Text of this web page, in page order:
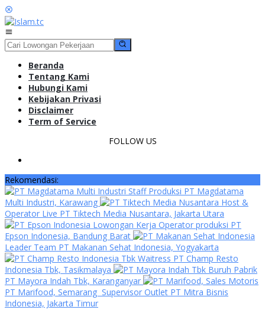
Loncat
ke
konten
Mobile
Beranda
Tentang Kami
Hubungi Kami
Kebijakan Privasi
Disclaimer
Term of Service
FOLLOW US
Rekomendasi:
Staff Produksi PT Magdatama
Multi Industri, Karawang
Host &
Operator Live PT Tiktech Media Nusantara, Jakarta Utara
Lowongan Kerja Operator produksi PT
Epson Indonesia, Bandung Barat
Leader Team PT Makanan Sehat Indonesia, Yogyakarta
Waitress PT Champ Resto
Indonesia Tbk, Tasikmalaya
Buruh Pabrik
PT Mayora Indah Tbk, Karanganyar
Sales Motoris
PT Marifood, Semarang Supervisor Outlet PT Mitra Bisnis
Indonesia, Jakarta Timur